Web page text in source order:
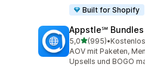
Built for Shopify
Appstle℠
5,0von 5 Sternen
(995)
995 Rezensionen
•
AOV mit Paketen,
Upsells und BOGO